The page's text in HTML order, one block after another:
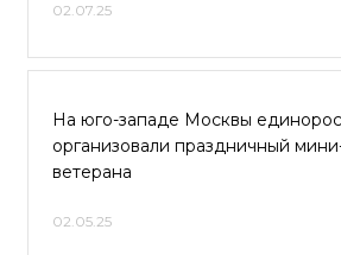
02.07.25
На юго-западе Москвы
организовали праздничный
ветерана
02.05.25